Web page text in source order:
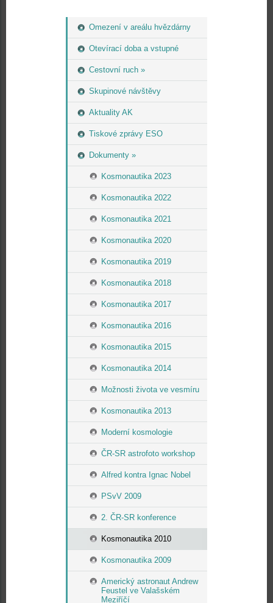
Omezení v areálu hvězdárny
Otevírací doba a vstupné
Cestovní ruch »
Skupinové návštěvy
Aktuality AK
Tiskové zprávy ESO
Dokumenty »
Kosmonautika 2023
Kosmonautika 2022
Kosmonautika 2021
Kosmonautika 2020
Kosmonautika 2019
Kosmonautika 2018
Kosmonautika 2017
Kosmonautika 2016
Kosmonautika 2015
Kosmonautika 2014
Možnosti života ve vesmíru
Kosmonautika 2013
Moderní kosmologie
ČR-SR astrofoto workshop
Alfred kontra Ignac Nobel
PSvV 2009
2. ČR-SR konference
Kosmonautika 2010
Kosmonautika 2009
Americký astronaut Andrew
Feustel ve Valašském
Meziříčí